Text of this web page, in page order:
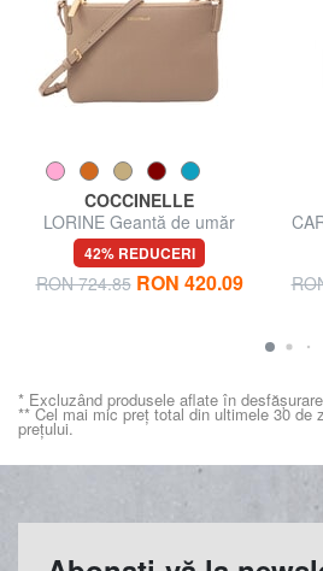
COCCINELLE
LORINE Geantă de umăr
42% REDUCERI
RON 724.85 RON 420.09
* Excluzând produsele aflate în
** Cel mai mic preț total din ultimele 30 de
prețului.